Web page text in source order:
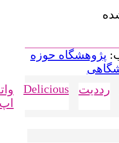
پژوهشگاه حوزه
رددیت Delicious